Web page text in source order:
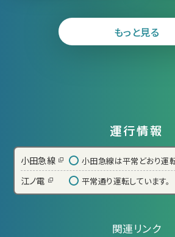
もっと見る
運行情報
小田急線 小田急線は平常どおり運転
江ノ電 平常通り運転しています。
関連リンク